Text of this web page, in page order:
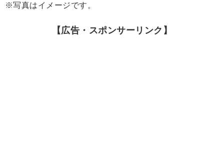
※写真はイメージです。
【広告・スポンサーリンク】